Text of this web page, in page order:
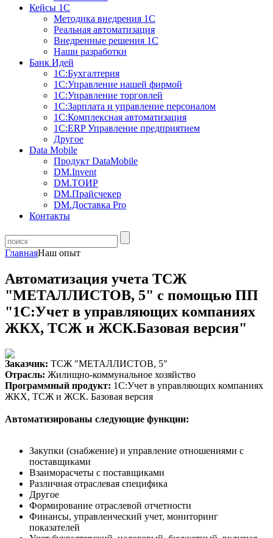
Кейсы 1С
Методика внедрения 1С
Реальная автоматизация
Внедренные решения 1С
Наши разработки
Банк Идей
1С:Бухгалтерия
1С:Управление нашей фирмой
1С:Управление торговлей
1С:Зарплата и управление персоналом
1С:Комплексная автоматизация
1С:ERP Управление предприятием
Другое
Data Mobile
Продукт DataMobile
DM.Invent
DM.ТОИР
DM.Прайсчекер
DM.Доставка Pro
Контакты
ГлавнаяНаш опыт
Автоматизация учета ТСЖ
"МЕТАЛЛИСТОВ, 5" с помощью ПП
"1С:Учет в управляющих компаниях
ЖКХ, ТСЖ и ЖСК.Базовая версия"
Заказчик: ТСЖ "МЕТАЛЛИСТОВ, 5"
Отрасль: Жилищно-коммунальное хозяйство
Программный продукт: 1С:Учет в управляющих компаниях
ЖКХ, ТСЖ и ЖСК. Базовая версия
Автоматизированы следующие функции:
Закупки (снабжение) и управление отношениями с
поставщиками
Взаиморасчеты с поставщиками
Различная отраслевая специфика
Другое
Формирование отраслевой отчетности
Финансы, управленческий учет, мониторинг
показателей